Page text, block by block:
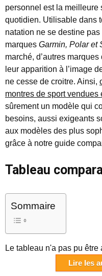
personnel est la meilleure
quotidien. Utilisable dans
natation ne se destine
marques Garmin, Polar et
marché, d’autres
leur apparition à l’image
ne cesse de croitre. Ainsi,
montres de sport vendues
sûrement un modèle qui
besoins, aussi exigeants
aux modèles des plus
grâce à notre guide
Tableau
Sommaire
Le tableau n'a pas pu être
Lire les